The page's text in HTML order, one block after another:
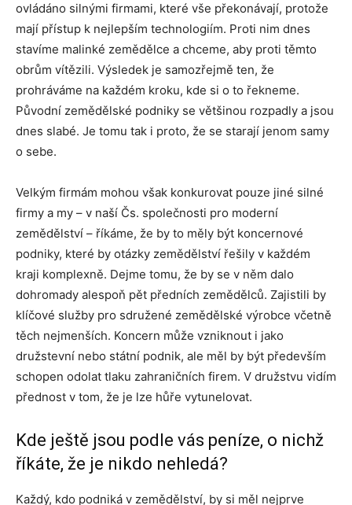
ovládáno silnými firmami, které vše překonávají, protože
mají přístup k nejlepším technologiím. Proti nim dnes
stavíme malinké zemědělce a chceme, aby proti těmto
obrům vítězili. Výsledek je samozřejmě ten, že
prohráváme na každém kroku, kde si o to řekneme.
Původní zemědělské podniky se většinou rozpadly a jsou
dnes slabé. Je tomu tak i proto, že se starají jenom samy
o sebe.
Velkým firmám mohou však konkurovat pouze jiné silné
firmy a my – v naší Čs. společnosti pro moderní
zemědělství – říkáme, že by to měly být koncernové
podniky, které by otázky zemědělství řešily v každém
kraji komplexně. Dejme tomu, že by se v něm dalo
dohromady alespoň pět předních zemědělců. Zajistili by
klíčové služby pro sdružené zemědělské výrobce včetně
těch nejmenších. Koncern může vzniknout i jako
družstevní nebo státní podnik, ale měl by být především
schopen odolat tlaku zahraničních firem. V družstvu vidím
přednost v tom, že je lze hůře vytunelovat.
Kde ještě jsou podle vás peníze, o nichž
říkáte, že je nikdo nehledá?
Každý, kdo podniká v zemědělství, by si měl nejprve